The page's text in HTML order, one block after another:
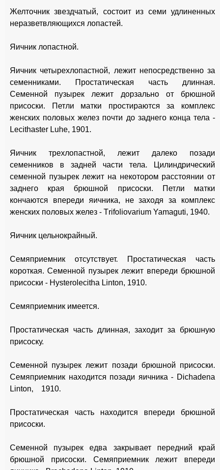
Желточник звездчатый, состоит из семи удлиненных
неразветвляющихся лопастей.
Яичник лопастной.
Яичник четырехлопастной, лежит непосредственно за
семенниками. Простатическая часть длинная.
Семенной пузырек лежит дорзально от брюшной
присоски. Петли матки простираются за комплекс
женских половых желез почти до заднего конца тела -
Lecithaster Luhe, 1901.
Яичник трехлопастной, лежит далеко позади
семенников в задней части тела. Цилиндрический
семенной пузырек лежит на некотором расстоянии от
заднего края брюшной присоски. Петли матки
кончаются впереди яичника, не заходя за комплекс
женских половых желез - Тrifoliovarium Yamaguti, 1940.
Яичник цельнокрайный.
Семяприемник отсутствует. Простатическая часть
короткая. Семенной пузырек лежит впереди брюшной
присоски - Hysterolecitha Linton, 1910.
Семяприемник имеется.
Простатическая часть длинная, заходит за брюшную
присоску.
Семенной пузырек лежит позади брюшной присоски.
Семяприемник находится позади яичника - Dichadena
Linton, 1910.
Простатическая часть находится впереди брюшной
присоски.
Семенной пузырек едва закрывает передний край
брюшной присоски. Семяприемник лежит впереди